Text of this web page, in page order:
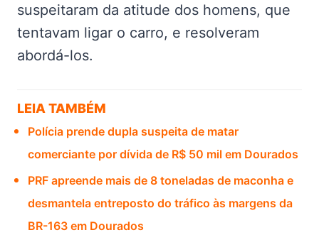
suspeitaram da atitude dos homens, que
tentavam ligar o carro, e resolveram
abordá-los.
LEIA TAMBÉM
Polícia prende dupla suspeita de matar
comerciante por dívida de R$ 50 mil em Dourados
PRF apreende mais de 8 toneladas de maconha e
desmantela entreposto do tráfico às margens da
BR-163 em Dourados